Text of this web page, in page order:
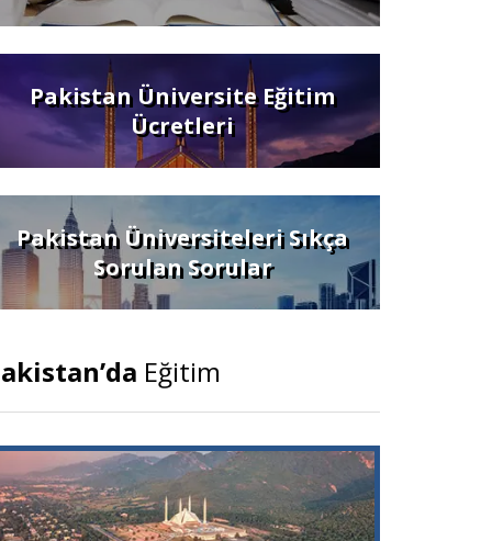
Pakistan Üniversite Eğitim
Ücretleri
Pakistan Üniversiteleri Sıkça
Sorulan Sorular
Eğitim